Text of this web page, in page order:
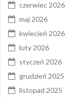
czerwiec 2026
maj 2026
kwiecień 2026
luty 2026
styczeń 2026
grudzień 2025
listopad 2025